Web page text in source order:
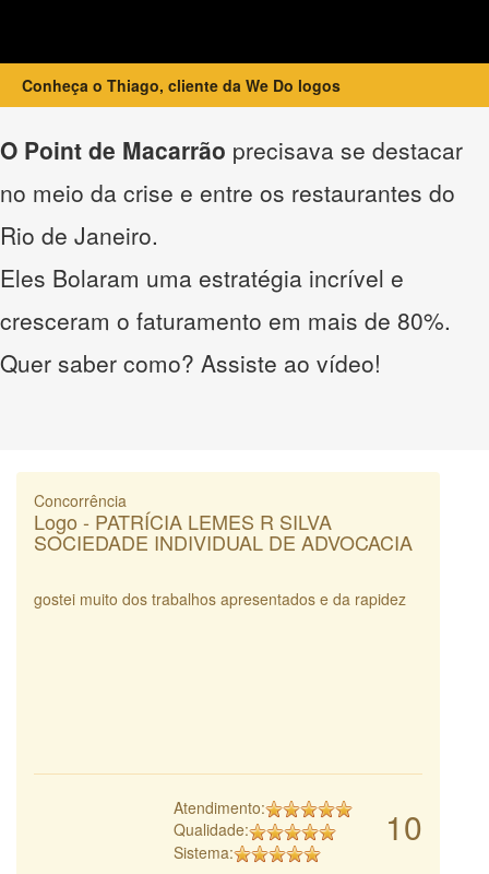
Conheça o Thiago, cliente da We Do logos
O Point de Macarrão precisava se destacar
no meio da crise e entre os restaurantes do
Rio de Janeiro.
Eles Bolaram uma estratégia incrível e
cresceram o faturamento em mais de 80%.
Quer saber como? Assiste ao vídeo!
Concorrência
Logo - PATRÍCIA LEMES R SILVA
SOCIEDADE INDIVIDUAL DE ADVOCACIA
gostei muito dos trabalhos apresentados e da rapidez
10
Atendimento:
Qualidade:
Sistema: